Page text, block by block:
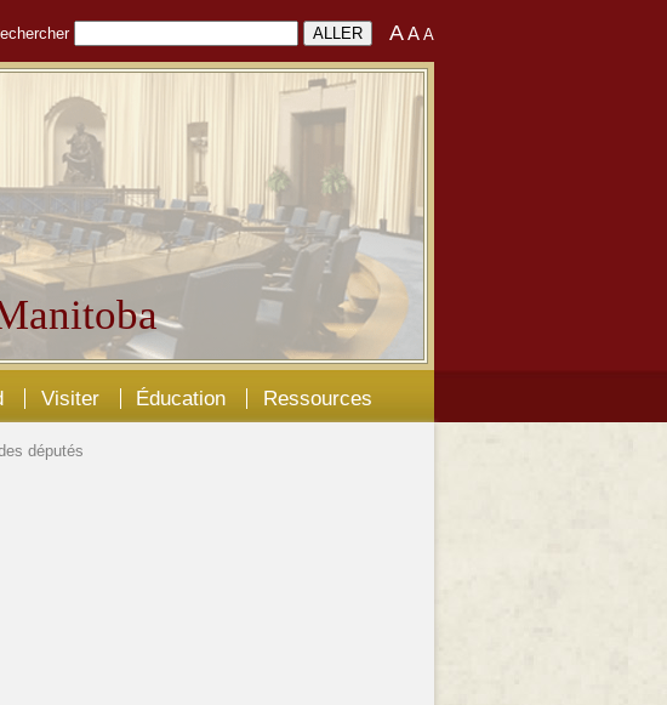
AA A
Visiter Éducation Ressources
députés